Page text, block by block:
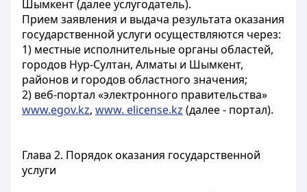
Шымкент (далее услугодатель).
Прием заявления и выдача результата оказания
государственной услуги осуществляются через:
1) местные исполнительные органы областей,
городов Нур-Султан, Алматы и Шымкент,
районов и городов областного значения;
2) веб-портал «электронного правительства»
www.egov.kz, www. elicense.kz (далее - портал).
Глава 2. Порядок оказания государственной
услуги